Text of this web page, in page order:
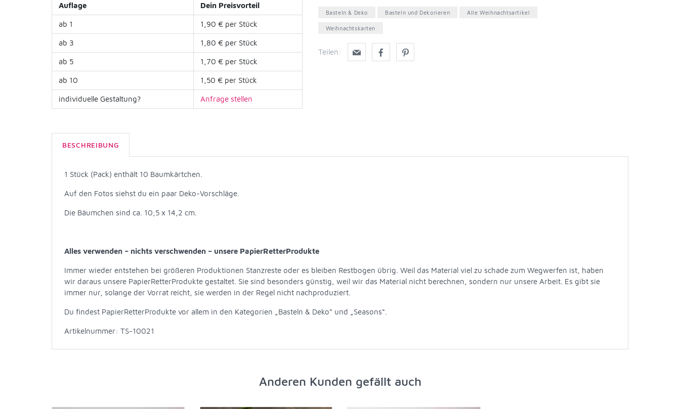
Auflage Dein Preisvorteil
ab 1 1,90 € per Stück
ab 3 1,80 € per Stück
ab 5 1,70 € per Stück
ab 10 1,50 € per Stück
individuelle Gestaltung? Anfrage stellen
Basteln & Deko Basteln und Dekorieren Alle Weihnachtsartikel
Weihnachtskarten
Teilen:
BESCHREIBUNG
1 Stück (Pack) enthält 10 Baumkärtchen.
Auf den Fotos siehst du ein paar Deko-Vorschläge.
Die Bäumchen sind ca. 10,5 x 14,2 cm.
Alles verwenden – nichts verschwenden – unsere PapierRetterProdukte
Immer wieder entstehen bei größeren Produktionen Stanzreste oder es bleiben Restbogen übrig. Weil das Material viel zu schade zum Wegwerfen ist, haben
wir daraus unsere PapierRetterProdukte gestaltet. Sie sind besonders günstig, weil wir das Material nicht berechnen, sondern nur unsere Arbeit. Es gibt sie
immer nur, solange der Vorrat reicht, sie werden in der Regel nicht nachproduziert.
Du findest PapierRetterProdukte vor allem in den Kategorien „Basteln & Deko“ und „Seasons“.
Artikelnummer: TS-10021
Anderen Kunden gefällt auch